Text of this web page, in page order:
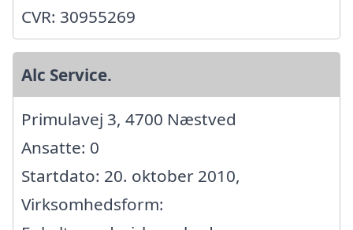
CVR: 30955269
Alc Service.
Primulavej 3, 4700 Næstved
Ansatte: 0
Startdato: 20. oktober 2010,
Virksomhedsform: